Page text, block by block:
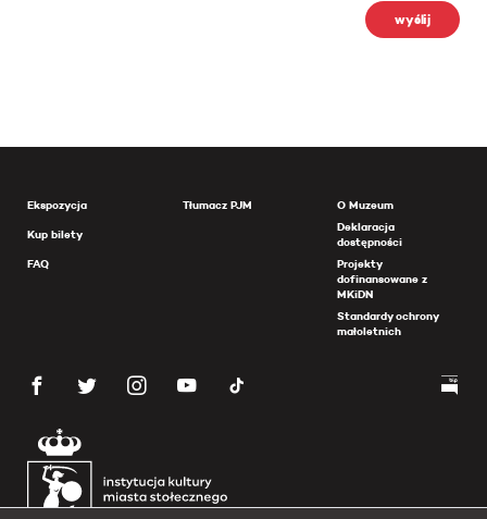
wyślij
Ekspozycja
Kup bilety
FAQ
Tłumacz PJM
O Muzeum
Deklaracja
dostępności
Projekty
dofinansowane z
MKiDN
Standardy ochrony
małoletnich